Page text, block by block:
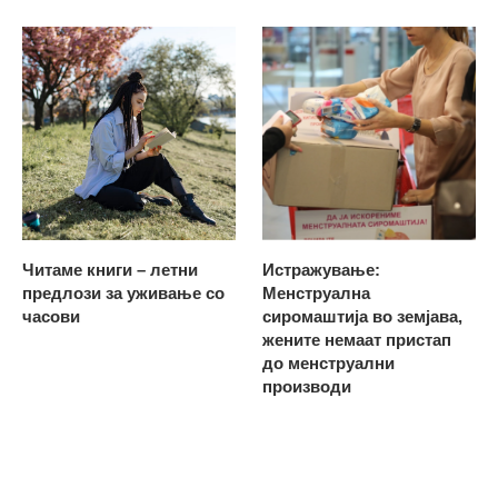
Читаме книги – летни
предлози за уживање со
часови
Истражување:
Менструална
сиромаштија во земјава,
жените немаат пристап
до менструални
производи